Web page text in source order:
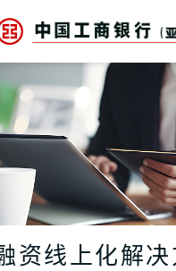
银行（亚洲）
资线上化解决